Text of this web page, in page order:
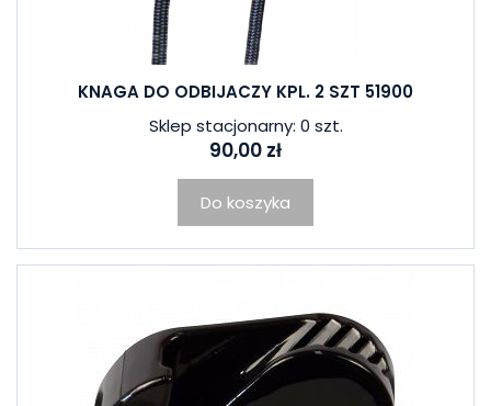
KNAGA DO ODBIJACZY KPL. 2 SZT 51900
Sklep stacjonarny: 0 szt.
90,00 zł
Do koszyka